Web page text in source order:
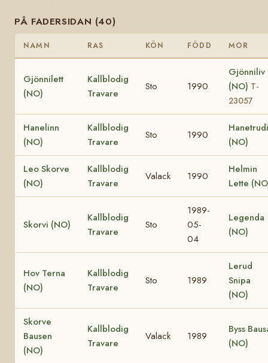
PÅ FADERSIDAN (40)
NAMN RAS KÖN FÖDD MOR
Gjönnilett
(NO)
Kallblodig
Travare
Sto 1990
Gjönniliv
(NO) T-
23057
Hanelinn
(NO)
Kallblodig
Travare
Sto 1990
Hanetrudi
(NO)
Leo Skorve
(NO)
Kallblodig
Travare
Valack 1990
Helmin
Lette
Skorvi (NO)
Kallblodig
Travare
Sto
1989-
05-
04
Legenda
(NO)
Hov Terna
(NO)
Kallblodig
Travare
Sto 1989
Lerud
Snipa
(NO)
Skorve
Bausen
(NO)
Kallblodig
Travare
Valack 1989
Byss
(NO)